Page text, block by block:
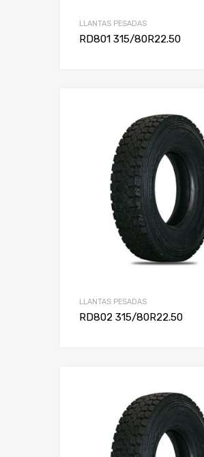
LLANTAS PESADAS
RD801 315/80R22.50
LLANTAS PESADAS
RD802 315/80R22.50